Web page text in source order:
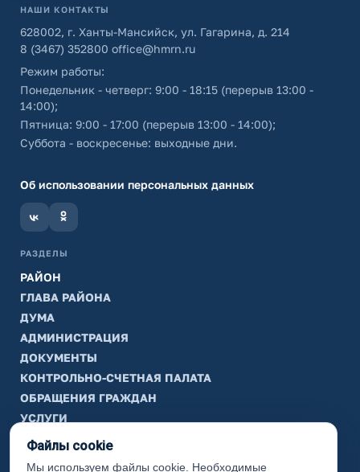
НАШИ КОНТАКТЫ
628002, г. Ханты-Мансийск, ул. Гагарина, д. 214
8 (3467) 352800 office@hmrn.ru
Режим работы:
Понедельник - четверг: 9:00 - 18:15 (перерыв 13:00 -
14:00);
Пятница: 9:00 - 17:00 (перерыв 13:00 - 14:00);
Суббота - воскресенье: выходные дни.
Об использовании персональных данных
РАЗДЕЛЫ
РАЙОН
ГЛАВА РАЙОНА
ДУМА
АДМИНИСТРАЦИЯ
ДОКУМЕНТЫ
КОНТРОЛЬНО-СЧЕТНАЯ ПАЛАТА
ОБРАЩЕНИЯ ГРАЖДАН
УСЛУГИ
ТИК
ИНФОРМАЦИЯ
Файлы cookie
Мы используем файлы cookie. Необходимые